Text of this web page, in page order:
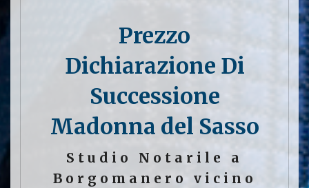
Prezzo
Dichiarazione Di
Successione
Madonna del Sasso
Studio Notarile a
Borgomanero vicino